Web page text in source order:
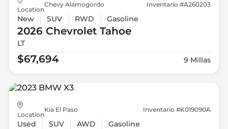
Location
Chevy Alamogordo Inventario #A260203
New SUV RWD Gasoline
2026 ChevroletTahoe
LT
$67,694 9 Millas
Location
Kia El Paso Inventario #K019090A
Used SUV AWD Gasoline